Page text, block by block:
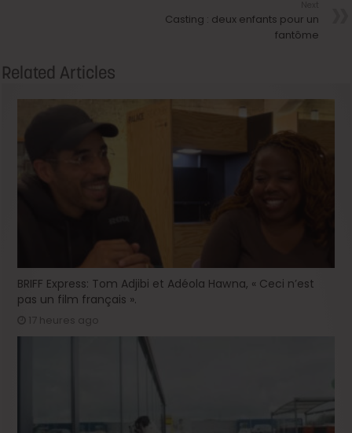
Casting : deux enfants pour un
fantôme
Related Articles
BRIFF Express: Tom Adjibi et Adéola Hawna, « Ceci n’est
pas un film français ».
17 heures ago